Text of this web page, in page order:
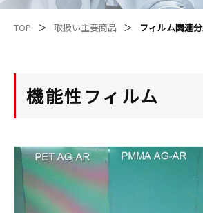
TOP 取扱い主要商品 フィルム関連
機能性フィルム